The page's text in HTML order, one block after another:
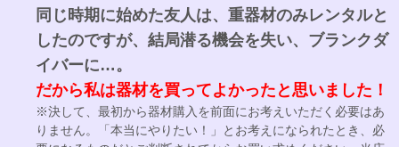
同じ時期に始めた友人は、重器材のみレンタルと
したのですが、結局潜る機会を失い、ブランクダ
イバーに…。
だから私は器材を買ってよかったと思いました！
※決して、最初から器材購入を前面にお考えいただく必要はあ
りません。「本当にやりたい！」とお考えになられたとき、必